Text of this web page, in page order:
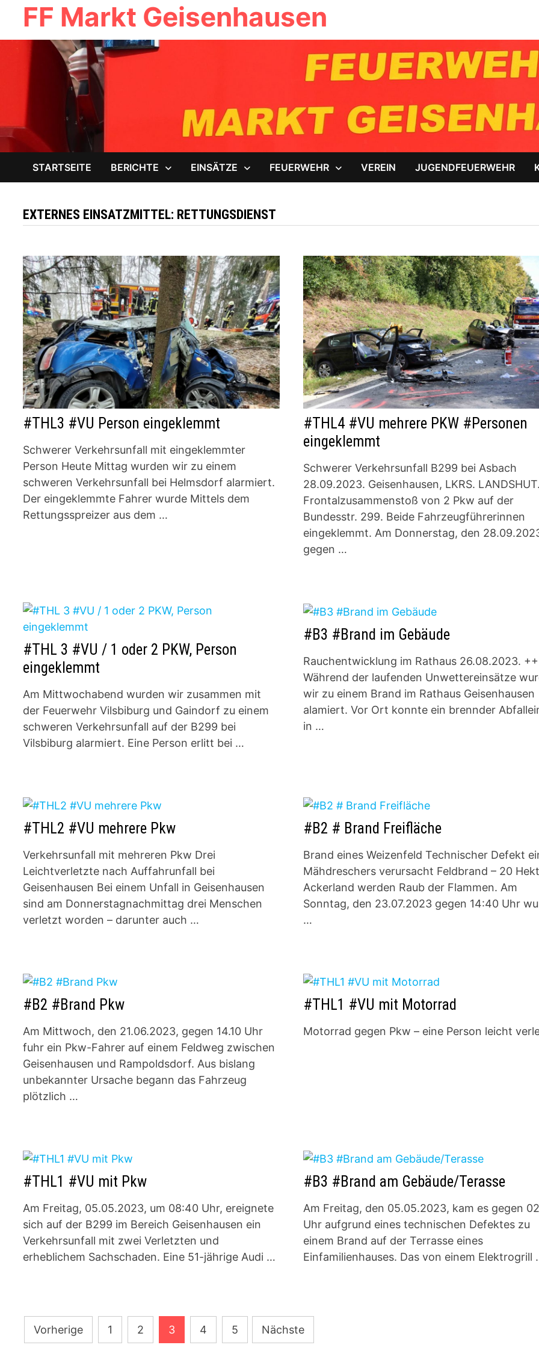
Inhalt
springen
FF Markt Geisenhausen
STARTSEITE BERICHTE EINSÄTZE FEUERWEHR VEREIN JUGENDFEUERWEHR
EXTERNES EINSATZMITTEL: RETTUNGSDIENST
#THL3 #VU Person eingeklemmt
Schwerer Verkehrsunfall mit eingeklemmter
Person Heute Mittag wurden wir zu einem
schweren Verkehrsunfall bei Helmsdorf alarmiert.
Der eingeklemmte Fahrer wurde Mittels dem
Rettungsspreizer aus dem …
#THL4 #VU mehrere PKW #Personen
eingeklemmt
Schwerer Verkehrsunfall B299 bei Asbach
28.09.2023. Geisenhausen, LKRS. LANDSHUT.
Frontalzusammenstoß von 2 Pkw auf der
Bundesstr. 299. Beide Fahrzeugführerinnen
eingeklemmt. Am Donnerstag, den
gegen …
#THL 3 #VU / 1 oder 2 PKW, Person
eingeklemmt
Am Mittwochabend wurden wir zusammen mit
der Feuerwehr Vilsbiburg und Gaindorf zu einem
schweren Verkehrsunfall auf der B299 bei
Vilsbiburg alarmiert. Eine Person erlitt bei …
#B3 #Brand im Gebäude
Rauchentwicklung im Rathaus 26.08.2023.
Während der laufenden Unwettereinsätze
wir zu einem Brand im Rathaus Geisenhausen
alamiert. Vor Ort konnte ein brennder
in …
#THL2 #VU mehrere Pkw
Verkehrsunfall mit mehreren Pkw Drei
Leichtverletzte nach Auffahrunfall bei
Geisenhausen Bei einem Unfall in Geisenhausen
sind am Donnerstagnachmittag drei Menschen
verletzt worden – darunter auch …
#B2 # Brand Freifläche
Brand eines Weizenfeld Technischer Defekt
Mähdreschers verursacht Feldbrand – 20
Ackerland werden Raub der Flammen. Am
Sonntag, den 23.07.2023 gegen 14:40 Uhr
…
#B2 #Brand Pkw
Am Mittwoch, den 21.06.2023, gegen 14.10 Uhr
fuhr ein Pkw-Fahrer auf einem Feldweg zwischen
Geisenhausen und Rampoldsdorf. Aus bislang
unbekannter Ursache begann das Fahrzeug
plötzlich …
#THL1 #VU mit Motorrad
Motorrad gegen Pkw – eine Person leicht
#THL1 #VU mit Pkw
Am Freitag, 05.05.2023, um 08:40 Uhr, ereignete
sich auf der B299 im Bereich Geisenhausen ein
Verkehrsunfall mit zwei Verletzten und
erheblichem Sachschaden. Eine 51-jährige Audi …
#B3 #Brand am Gebäude/Terasse
Am Freitag, den 05.05.2023, kam es gegen
Uhr aufgrund eines technischen Defektes zu
einem Brand auf der Terrasse eines
Einfamilienhauses. Das von einem Elektrogrill
Seitennummerierung
Vorherige 1 2 3 4 5 Nächste